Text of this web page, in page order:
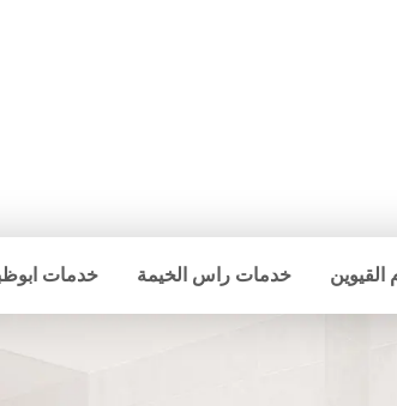
خدمات راس الخيمة خدمات